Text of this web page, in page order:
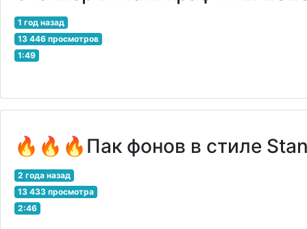
1 год назад
13 446 просмотров
1:49
🔥🔥🔥Пак фонов в стиле
2 года назад
13 433 просмотра
2:46